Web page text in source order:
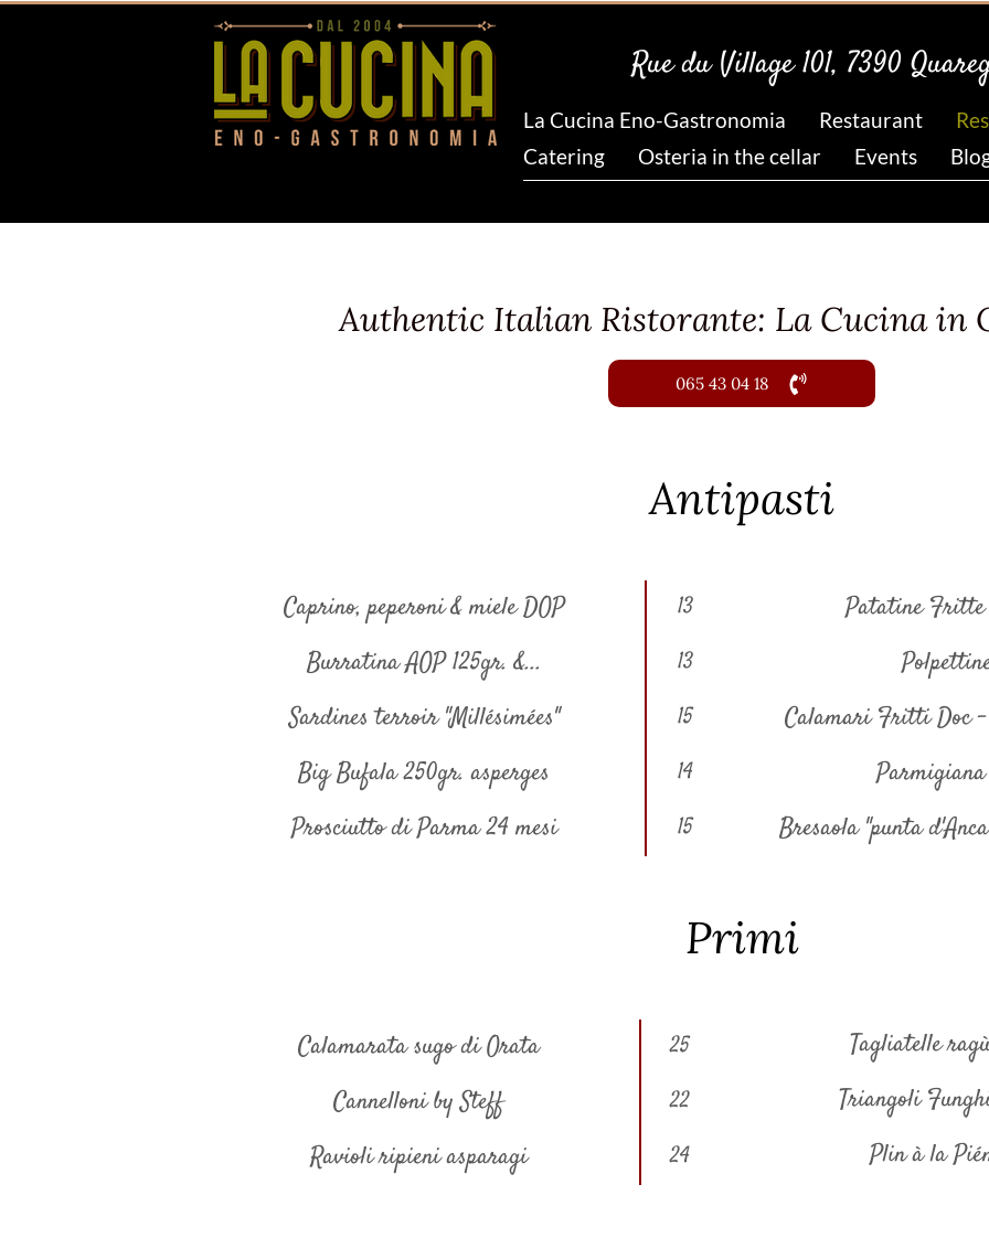
Rue du Village 101, 7390
La Cucina Eno-Gastronomia Restaurant
Catering
Osteria in the cellar Events
Authentic Italian Ristorante: La Cucina in
065 43 04 18
Antipasti
Caprino, peperoni & miele DOP 13
Burratina AOP 125gr. &... 13
Sardines terroir "Millésimées" 15
Big Bufala 250gr. asperges 14
Prosciutto di Parma 24 mesi 15
Patatine Fritte
Calamari Fritti Doc -
Parmigiana
Bresaola "punta
Primi
Calamarata sugo di Orata 25
Cannelloni by Steff 22
Ravioli ripieni asparagi 24
Tagliatelle
Triangoli
Plin à la